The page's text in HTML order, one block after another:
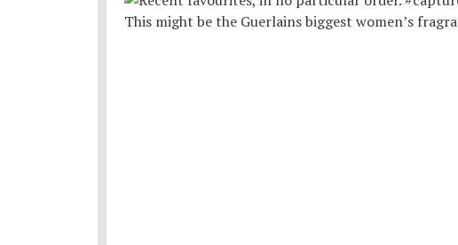
This might be the Guerlains biggest women’s fragra